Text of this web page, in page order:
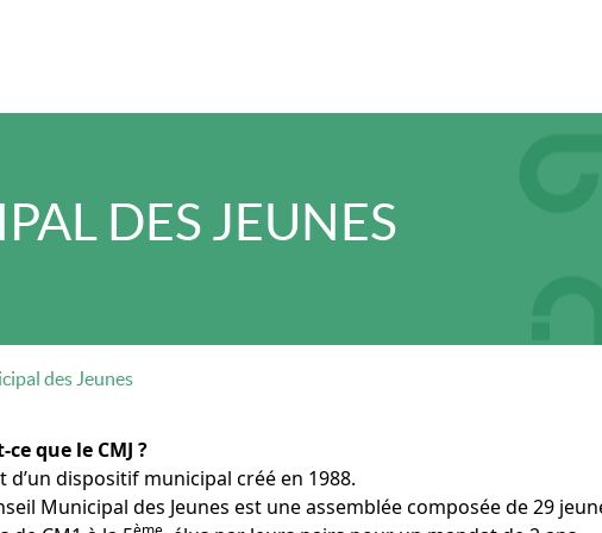
DES JEUNES
des Jeunes
ce que le CMJ ?
d’un dispositif municipal créé en 1988.
Municipal des Jeunes est une assemblée composée de 29